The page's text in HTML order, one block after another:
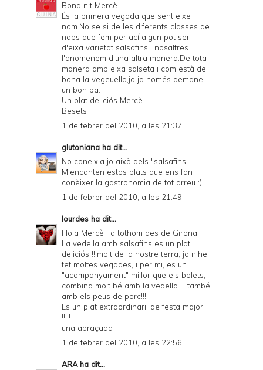
Bona nit Mercè
És la primera vegada que sent eixe
nom.No se si de les diferents classes de
naps que fem per ací algun pot ser
d'eixa varietat salsafins i nosaltres
l'anomenem d'una altra manera.De tota
manera amb eixa salseta i com està de
bona la vegeuella,jo ja només demane
un bon pa.
Un plat deliciós Mercè.
Besets
1 de febrer del 2010, a les 21:37
glutoniana ha dit...
No coneixia jo això dels "salsafins".
M'encanten estos plats que ens fan
conèixer la gastronomia de tot arreu :)
1 de febrer del 2010, a les 21:49
lourdes ha dit...
Hola Mercè i a tothom des de Girona
La vedella amb salsafins es un plat
deliciós !!!molt de la nostre terra, jo n'he
fet moltes vegades, i per mi, es un
"acompanyament" millor que els bolets,
combina molt bé amb la vedella...i també
amb els peus de porc!!!!
Es un plat extraordinari, de festa major
!!!!!
una abraçada
1 de febrer del 2010, a les 22:56
ARAha dit...